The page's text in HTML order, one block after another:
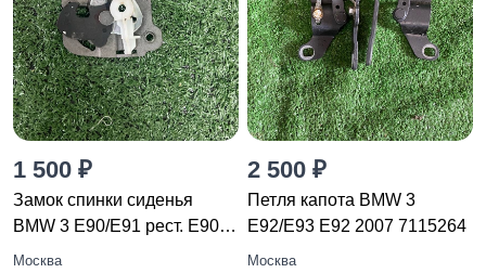
1 500 ₽
Замок спинки сиденья
BMW 3 E90/E91 рест. E90
2011
Москва
2 500 ₽
Петля капота BMW 3
E92/E93 E92 2007 7115264
Москва